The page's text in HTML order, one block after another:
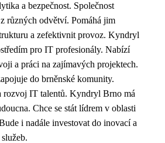
a bezpečnost. Společnost
různých odvětví. Pomáhá jim
a zefektivnit provoz. Kyndryl
pro IT profesionály. Nabízí
a práci na zajímavých projektech.
do brněnské komunity.
rozvoj IT talentů. Kyndryl Brno má
Chce se stát lídrem v oblasti
i nadále investovat do inovací a